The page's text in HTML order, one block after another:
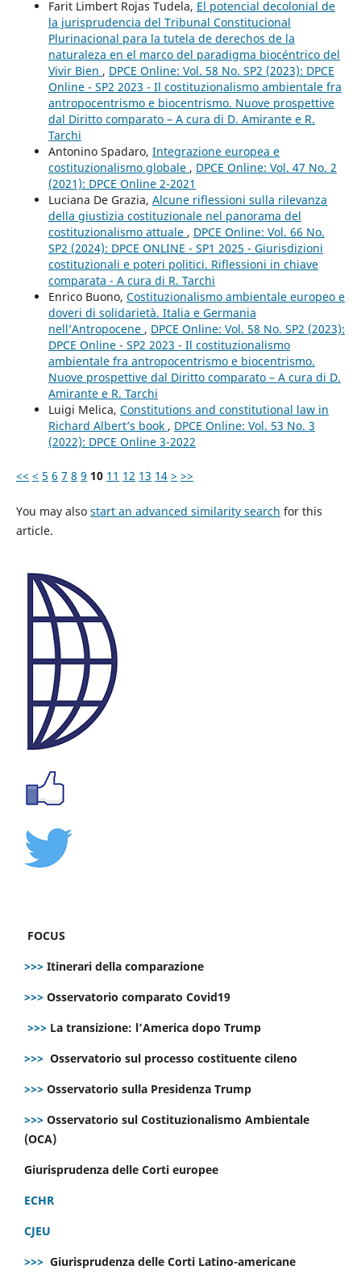
Farit Limbert Rojas Tudela, El potencial decolonial de
la jurisprudencia del Tribunal Constitucional
Plurinacional para la tutela de derechos de la
naturaleza en el marco del paradigma biocéntrico del
Vivir Bien , DPCE Online: Vol. 58 No. SP2 (2023): DPCE
Online - SP2 2023 - Il costituzionalismo ambientale fra
antropocentrismo e biocentrismo. Nuove prospettive
dal Diritto comparato – A cura di D. Amirante e R.
Tarchi
Antonino Spadaro, Integrazione europea e
costituzionalismo globale , DPCE Online: Vol. 47 No. 2
(2021): DPCE Online 2-2021
Luciana De Grazia, Alcune riflessioni sulla rilevanza
della giustizia costituzionale nel panorama del
costituzionalismo attuale , DPCE Online: Vol. 66 No.
SP2 (2024): DPCE ONLINE - SP1 2025 - Giurisdizioni
costituzionali e poteri politici. Riflessioni in chiave
comparata - A cura di R. Tarchi
Enrico Buono, Costituzionalismo ambientale europeo e
doveri di solidarietà. Italia e Germania
nell’Antropocene , DPCE Online: Vol. 58 No. SP2 (2023):
DPCE Online - SP2 2023 - Il costituzionalismo
ambientale fra antropocentrismo e biocentrismo.
Nuove prospettive dal Diritto comparato – A cura di D.
Amirante e R. Tarchi
Luigi Melica, Constitutions and constitutional law in
Richard Albert’s book , DPCE Online: Vol. 53 No. 3
(2022): DPCE Online 3-2022
<< < 5 6 7 8 9 10 11 12 13 14 > >>
You may also start an advanced similarity search for this
article.
FOCUS
>>> Itinerari della comparazione
>>> Osservatorio comparato Covid19
>>> La transizione: l’America dopo Trump
>>> Osservatorio sul processo costituente cileno
>>> Osservatorio sulla Presidenza Trump
>>> Osservatorio sul Costituzionalismo Ambientale
(OCA)
Giurisprudenza delle Corti europee
ECHR
CJEU
>>> Giurisprudenza delle Corti Latino-americane